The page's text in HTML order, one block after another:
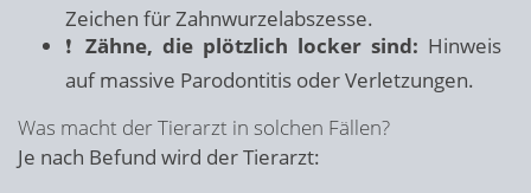
Zeichen für Zahnwurzelabszesse.
❗ Zähne, die plötzlich locker sind: Hinweis
auf massive Parodontitis oder Verletzungen.
Was macht der Tierarzt in solchen Fällen?
Je nach Befund wird der Tierarzt: